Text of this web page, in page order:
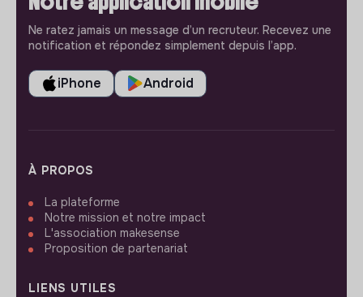
Ne ratez jamais un message d’un recruteur. Recevez une
notification et répondez simplement depuis l’app.
iPhone Android
À PROPOS
La plateforme
Notre mission et notre impact
L'association makesense
Proposition de partenariat
LIENS UTILES